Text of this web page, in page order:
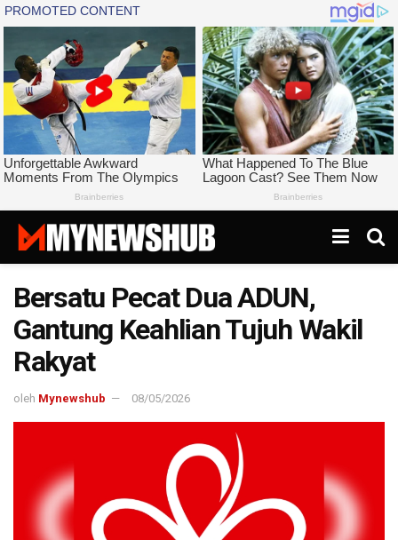
Bersatu Pecat Dua ADUN,
Gantung Keahlian Tujuh Wakil
Rakyat
oleh Mynewshub 08/05/2026